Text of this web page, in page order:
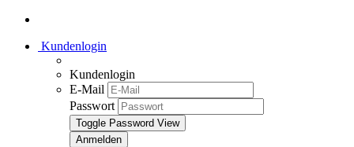
Kundenlogin
Kundenlogin
E-Mail
Passwort
Toggle Password View